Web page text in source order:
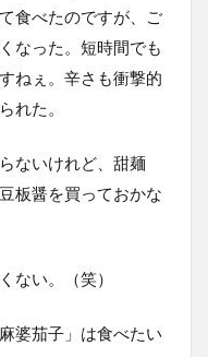
食べたのですが、ご
なった。短時間でも
ねぇ。辛さも衝撃的
れた。
ないけれど、甜麺
板醤を買っておかな
ない。（笑）
婆茄子」は食べたい